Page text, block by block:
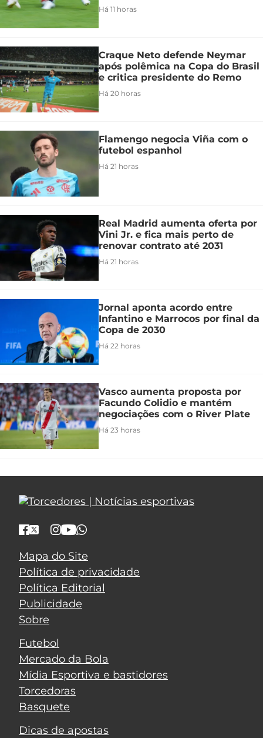
Há 11 horas
Craque Neto defende Neymar
após polêmica na Copa do Brasil
e critica presidente do Remo
Há 20 horas
Flamengo negocia Viña com o
futebol espanhol
Há 21 horas
Real Madrid aumenta oferta por
Vini Jr. e fica mais perto de
renovar contrato até 2031
Há 21 horas
Jornal aponta acordo entre
Infantino e Marrocos por final da
Copa de 2030
Há 22 horas
Vasco aumenta proposta por
Facundo Colidio e mantém
negociações com o River Plate
Há 23 horas
Mapa do Site
Política de privacidade
Política Editorial
Publicidade
Sobre
Futebol
Mercado da Bola
Mídia Esportiva e bastidores
Torcedoras
Basquete
Dicas de apostas